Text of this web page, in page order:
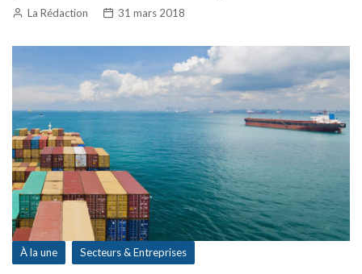
La Rédaction 31 mars 2018
À la une Secteurs & Entreprises